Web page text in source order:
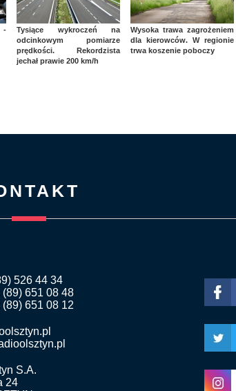
-
Tysiące wykroczeń na
odcinkowym pomiarze
prędkości. Rekordzista
jechał prawie 200 km/h
Wysoka trawa zagrożeniem
dla kierowców. W regionie
trwa koszenie poboczy
526 44 34
(89) 651 08 48
651 08 12
S.A.
24